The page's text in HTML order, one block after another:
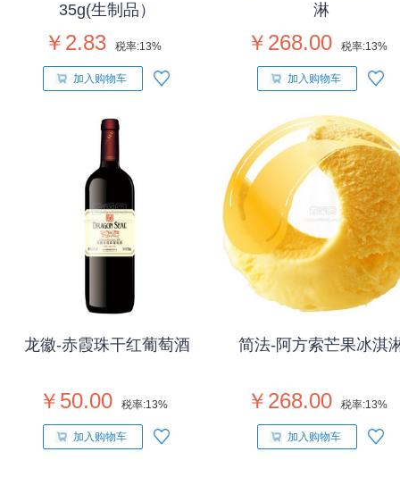
35g(生制品）
￥2.83 税率:13%
加入购物车
淋
￥268.00 税率:13%
加入购物车
龙徽-赤霞珠干红葡萄酒
￥50.00 税率:13%
加入购物车
简法-阿方索芒果冰淇
￥268.00 税率:13%
加入购物车